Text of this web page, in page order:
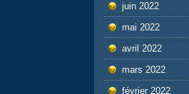
juin 2022
mai 2022
avril 2022
mars 2022
février 2022